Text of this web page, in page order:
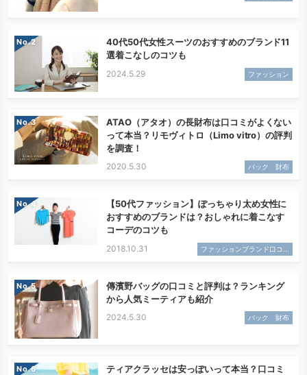
No.
40代50代女性スーツのおすすめのブランド11
選着こなしのコツも
2024.5.29 ファッション
No.
ATAO（アタオ）の長財布は口コミがよくない
って本当？リモヴィトロ（Limo vitro）の評判
を調査！
2020.5.30 バック 財布
No.
【50代ファッション】ぽっちゃり太め女性に
おすすめのブランドは？おしゃれに着こなす
コーデのコツも
2018.10.31 ファッションブランド口コ...
No.
傳濱野バッグの口コミと評判は？ランキング
から人気ミーティアも紹介
2024.5.30 バック 財布
No.
ティアクラッセは安っぽいって本当？口コミ